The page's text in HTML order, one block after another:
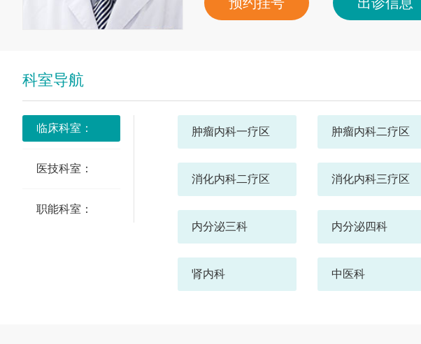
科室导航
临床科室：
医技科室：
职能科室：
肿瘤内科一疗区 肿瘤内科二疗区
消化内科二疗区 消化内科三疗区
内分泌三科 内分泌四科
肾内科 中医科